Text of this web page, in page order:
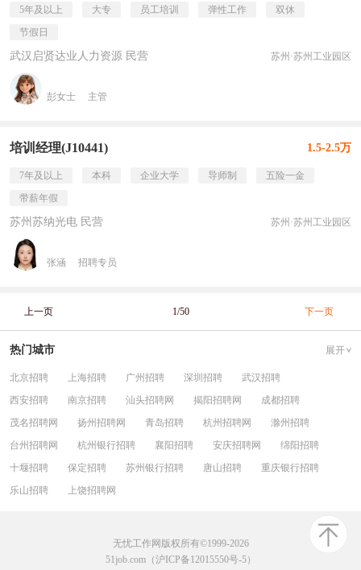
5年及以上 大专 员工培训 弹性工作
双休
节假日
武汉启贤达业人力资源 民营 苏州·苏州工业园区
彭女士 主管
培训经理(J10441) 1.5-2.5万
7年及以上 本科 企业大学 导师制
五险一金
带薪年假
苏州苏纳光电 民营 苏州·苏州工业园区
张涵 招聘专员
上一页 1/50 下一页
热门城市 展开
北京招聘 上海招聘 广州招聘 深圳招聘
武汉招聘
西安招聘
南京招聘 汕头招聘网 揭阳招聘网
成都招聘
茂名招聘网
扬州招聘网 青岛招聘 杭州招聘网
滁州招聘
台州招聘网
杭州银行招聘 襄阳招聘 安庆招聘网
绵阳招聘
十堰招聘
保定招聘 苏州银行招聘 唐山招聘
重庆银行招聘
乐山招聘
上饶招聘网
无忧工作网版权所有©1999-2026
51job.com（沪ICP备12015550号-5）